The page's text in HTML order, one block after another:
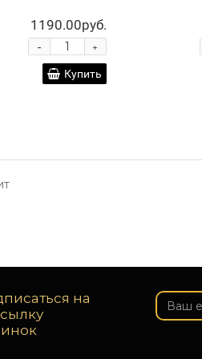
1190.00руб.
+
-
Купить
на